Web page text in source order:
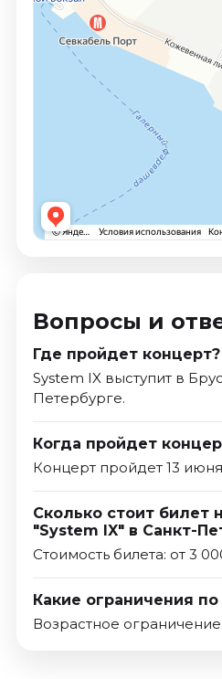
Вопросы и
Где пройдет концерт?
System IX выступит в
Петербурге.
Когда пройдет
Концерт пройдет 13 июня
Сколько стоит билет
"System IX" в Санкт-
Стоимость билета: от 3
Какие ограничения по
Возрастное ограничение